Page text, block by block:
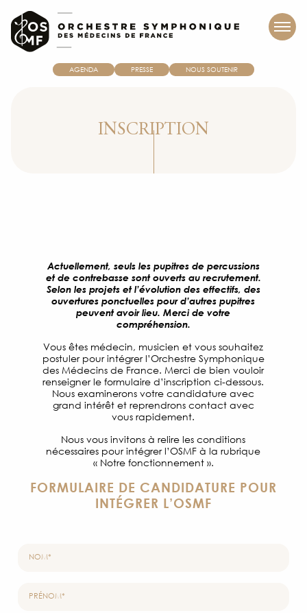
AGENDA PRESSE NOUS SOUTENIR
INSCRIPTION
Actuellement, seuls les pupitres de percussions
et de contrebasse sont ouverts au recrutement.
Selon les projets et l’évolution des effectifs, des
ouvertures ponctuelles pour d’autres pupitres
peuvent avoir lieu. Merci de votre
compréhension.
Vous êtes médecin, musicien et vous souhaitez
postuler pour intégrer l’Orchestre Symphonique
des Médecins de France. Merci de bien vouloir
renseigner le formulaire d’inscription ci-dessous.
Nous examinerons votre candidature avec
grand intérêt et reprendrons contact avec
vous rapidement.
Nous vous invitons à relire les conditions
nécessaires pour intégrer l’OSMF à la rubrique
« Notre fonctionnement ».
FORMULAIRE DE CANDIDATURE POUR
INTÉGRER L’OSMF
NOM*
PRÉNOM*